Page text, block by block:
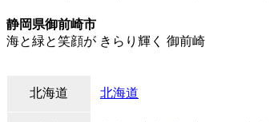
静岡県御前崎市
海と緑と笑顔が きらり輝く 御前崎
北海道 北海道